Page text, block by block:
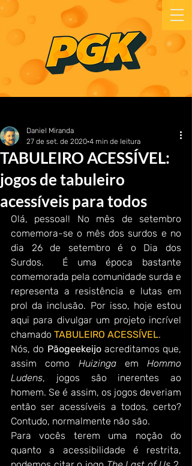
TABULEIRO ACESSÍVEL:
jogos de tabuleiro
acessíveis para todos
Daniel Miranda
27 de set. de 2020 4 min de leitura
Olá, pessoal! No mês de setembro
comemora-se o mês dos surdos e no
dia 26 de setembro é o Dia dos
Surdos.  É uma época bastante
comemorada pela comunidade surda e
representa a resistência e lutas em
prol da inclusão. Por isso, hoje estou
aqui para divulgar um projeto incrível
chamado TABULEIRO ACESSÍVEL.
Nós, do Pãogeekeijo acreditamos que,
assim como Huizinga em Hommo
Ludens, jogos são inerentes ao
homem. Se é assim, os jogos deveriam
então ser acessíveis a todos, certo?
Contudo, normalmente não são.
Para vocês terem uma noção do
quanto a acessibilidade é restrita,